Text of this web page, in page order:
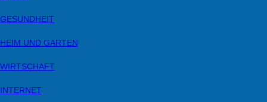
GESUNDHEIT
HEIM UND GARTEN
WIRTSCHAFT
INTERNET